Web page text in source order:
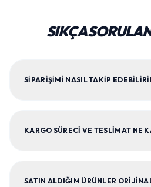
SIKÇA
SIPARIŞIMI NASIL TAKIP
KARGO SÜRECI VE TESLIMAT NE
SATIN ALDIĞIM ÜRÜNLER